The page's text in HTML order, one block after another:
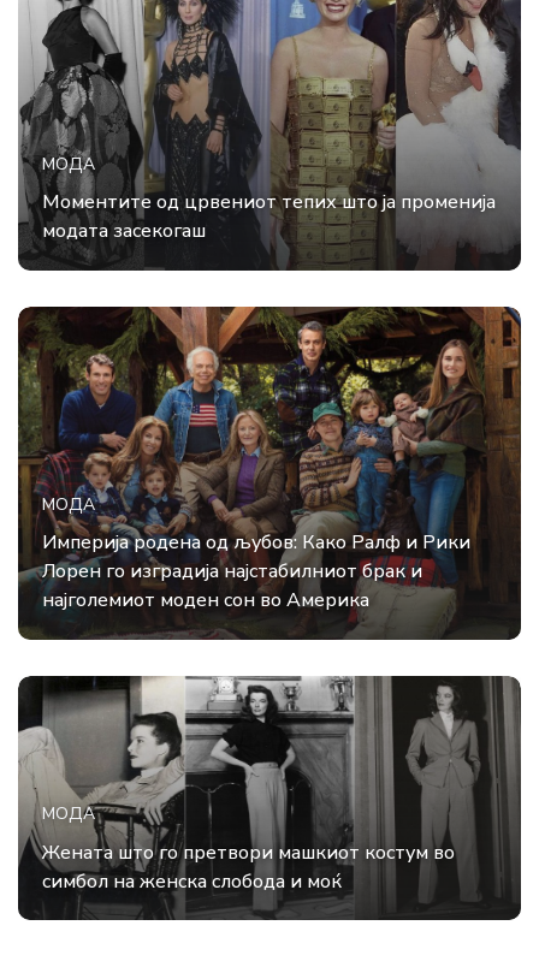
МОДА
Моментите од црвениот тепих што ја променија
модата засекогаш
МОДА
Империја родена од љубов: Како Ралф и Рики
Лорен го изградија најстабилниот брак и
најголемиот моден сон во Америка
МОДА
Жената што го претвори машкиот костум во
симбол на женска слобода и моќ